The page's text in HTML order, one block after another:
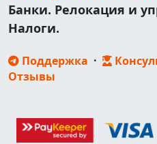
Банки. Релокация и
Налоги.
Поддержка ·
Отзывы